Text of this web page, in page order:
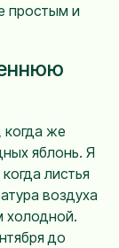
простым и
же
яблонь. Я
листья
воздуха
холодной.
до